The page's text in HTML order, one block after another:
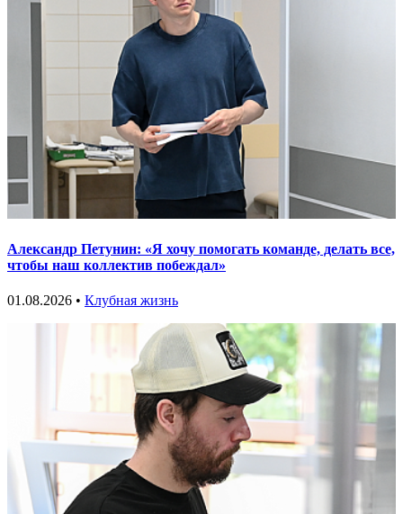
Александр Петунин: «Я хочу помогать команде, делать все,
чтобы наш коллектив побеждал»
01.08.2026 • Клубная жизнь